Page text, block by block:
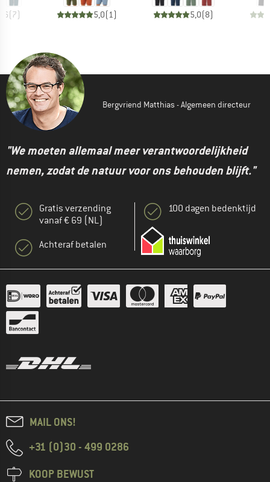
(7) 5,0(1) 5,0(8)
Bergvriend Matthias - Algemeen directeur
"We moeten allemaal meer verantwoordelijkheid
nemen, zodat de natuur voor ons behouden blijft."
Gratis verzending
vanaf € 69 (NL)
Achteraf betalen
100 dagen bedenktijd
MAIL ONS!
+31 (0)30 - 499 0286
KOOP BEWUST